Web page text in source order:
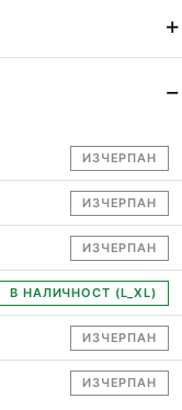
ИЗЧЕРПАН
ИЗЧЕРПАН
ИЗЧЕРПАН
В НАЛИЧНОСТ (L_XL)
ИЗЧЕРПАН
ИЗЧЕРПАН